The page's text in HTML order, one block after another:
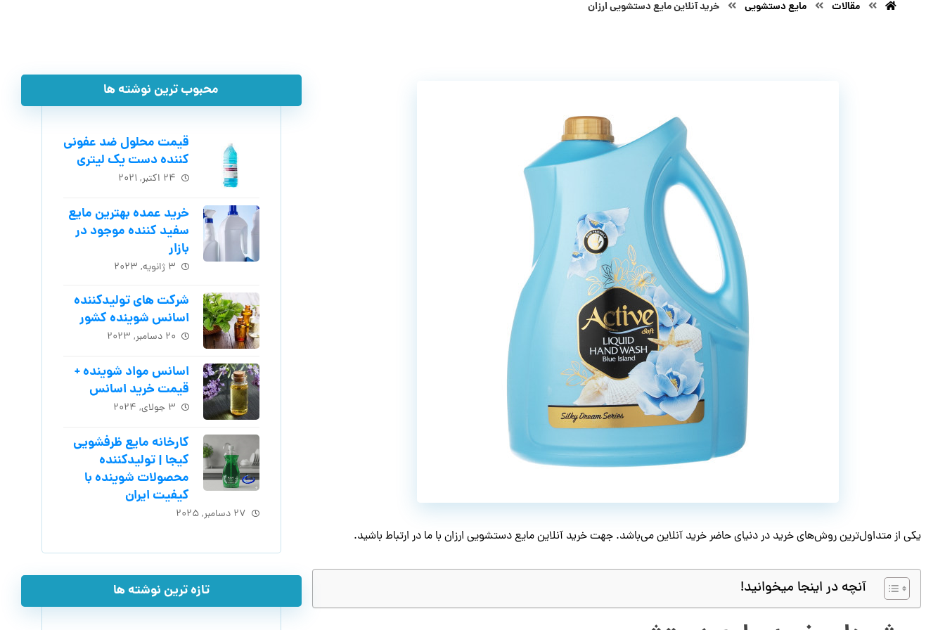
مقالات مایع دستشویی خرید آنلاین مایع دستشویی ارزان
یکی از متداول‌ترین روش‌های خرید در دنیای حاضر خرید آنلاین می‌باشد. جهت خرید آنلاین مایع دستشویی ارزان با ما در ارتباط باشید.
آنچه در اینجا میخوانید!
محبوب ترین نوشته ها
قیمت محلول ضد عفونی
کننده دست یک لیتری
۲۴ اکتبر, ۲۰۲۱
خرید عمده بهترین مایع
سفید کننده موجود در
بازار
۳ ژانویه, ۲۰۲۳
شرکت های تولیدکننده
اسانس شوینده کشور
۲۰ دسامبر, ۲۰۲۳
اسانس مواد شوینده +
قیمت خرید اسانس
۳ جولای, ۲۰۲۴
کارخانه مایع ظرفشویی
کیجا | تولیدکننده
محصولات شوینده با
کیفیت ایران
۲۷ دسامبر, ۲۰۲۵
تازه ترین نوشته ها